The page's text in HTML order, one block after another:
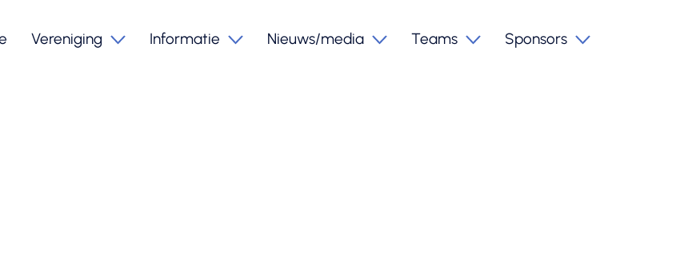
Vereniging Informatie Nieuws/media Teams Sponsors